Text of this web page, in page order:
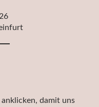
damit uns